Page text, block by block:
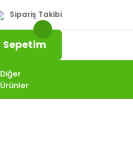
Sipariş Takibi
Sepetim
Diğer
Ürünler